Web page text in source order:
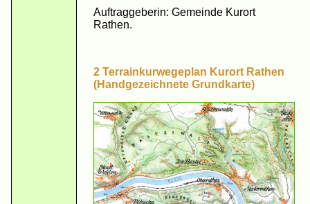
Auftraggeberin: Gemeinde Kurort
Rathen.
2 Terrainkurwegeplan Kurort Rathen
(Handgezeichnete Grundkarte)